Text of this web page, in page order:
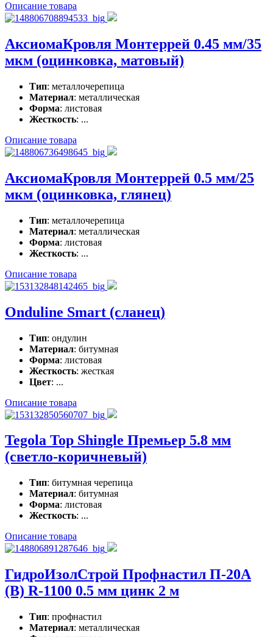
Описание товара
АксиомаКровля Монтеррей 0.45 мм/35
мкм (оцинковка, матовый)
Тип: металлочерепица
Материал: металлическая
Форма: листовая
Жесткость: ...
Описание товара
АксиомаКровля Монтеррей 0.5 мм/25
мкм (оцинковка, глянец)
Тип: металлочерепица
Материал: металлическая
Форма: листовая
Жесткость: ...
Описание товара
Onduline Smart (сланец)
Тип: ондулин
Материал: битумная
Форма: листовая
Жесткость: жесткая
Цвет: ...
Описание товара
Tegola Top Shingle Премьер 5.8 мм
(светло-коричневый)
Тип: битумная черепица
Материал: битумная
Форма: листовая
Жесткость: ...
Описание товара
ГидроИзолСтрой Профнастил П-20А
(В) R-1100 0.5 мм цинк 2 м
Тип: профнастил
Материал: металлическая